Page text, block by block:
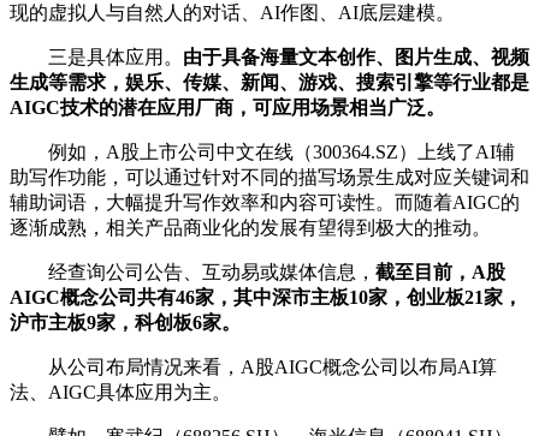
现的虚拟人与自然人的对话、AI作图、AI底层建模。
三是具体应用。 由于具备海量文本创作、图片生成、视频
生成等需求，娱乐、传媒、新闻、游戏、搜索引擎等行业都是
AIGC技术的潜在应用厂商，可应用场景相当广泛。
例如，A股上市公司中文在线（300364.SZ）上线了AI辅
助写作功能，可以通过针对不同的描写场景生成对应关键词和
辅助词语，大幅提升写作效率和内容可读性。而随着AIGC的
逐渐成熟，相关产品商业化的发展有望得到极大的推动。
经查询公司公告、互动易或媒体信息， 截至目前，A股
AIGC概念公司共有46家，其中深市主板10家，创业板21家，
沪市主板9家，科创板6家。
从公司布局情况来看，A股AIGC概念公司以布局AI算
法、AIGC具体应用为主。